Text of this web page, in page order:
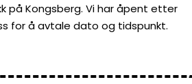
på Kongsberg. Vi har åpent etter
for å avtale dato og tidspunkt.